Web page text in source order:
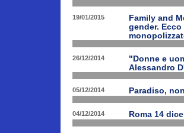
19/01/2015
Family and
gender.
26/12/2014
"Donne e
Alessandro
05/12/2014 Paradiso,
04/12/2014 Roma 14